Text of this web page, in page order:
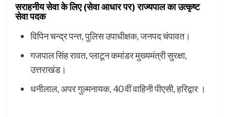
सराहनीय सेवा के लिए (सेवा आधार पर) राज्यपाल का उत्कृष्ट
सेवा पदक
विपिन चन्द्र पन्त, पुलिस उपाधीक्षक, जनपद चंपावत।
गजपाल सिंह रावत, प्लाटून कमांडर मुख्यमंत्री सुरक्षा,
उत्तराखंड।
धनीलाल, अपर गुल्मनायक, 40 वीं वाहिनी पीएसी, हरिद्वार ।